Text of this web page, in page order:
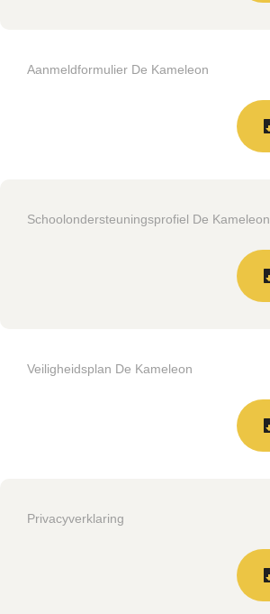
Aanmeldformulier De Kameleon
Schoolondersteuningsprofiel De Kameleon
Veiligheidsplan De Kameleon
Privacyverklaring